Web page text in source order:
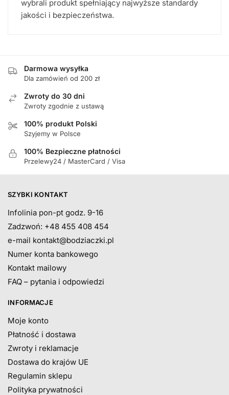
wybrali produkt spełniający najwyższe standardy
jakości i bezpieczeństwa.
Darmowa wysyłka
Dla zamówień od 200 zł
Zwroty do 30 dni
Zwroty zgodnie z ustawą
100% produkt Polski
Szyjemy w Polsce
100% Bezpieczne płatności
Przelewy24 / MasterCard / Visa
SZYBKI KONTAKT
Infolinia pon-pt godz. 9-16
Zadzwoń: +48 455 408 454
e-mail kontakt@bodziaczki.pl
Numer konta bankowego
Kontakt mailowy
FAQ – pytania i odpowiedzi
INFORMACJE
Moje konto
Płatność i dostawa
Zwroty i reklamacje
Dostawa do krajów UE
Regulamin sklepu
Polityka prywatności